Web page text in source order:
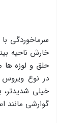
سرماخوردگی
خارش ناحیه
حلق و لوزه ها
در نوع ویروس
خیلی
گوارشی مانند